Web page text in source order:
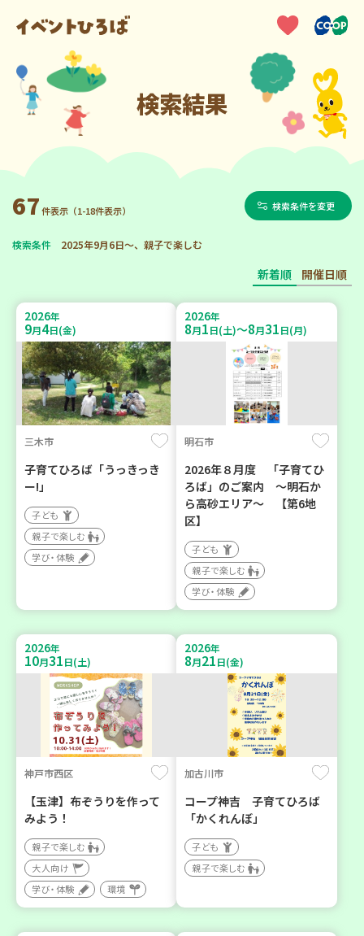
検索結果
67件表示（1-18件表示） 検索条件を変更
検索条件 2025年9月6日～、親子で楽しむ
新着順 開催日順
2026年
9月4日(金)
三木市
子育てひろば「うっきっき
ー!」
子ども
親子で楽しむ
学び・体験
2026年
8月1日(土)～8月31日(月)
明石市
2026年８月度 「子育てひ
ろば」のご案内 ～明石か
ら高砂エリア～ 【第6地
区】
子ども
親子で楽しむ
学び・体験
2026年
10月31日(土)
神戸市西区
【玉津】布ぞうりを作って
みよう！
親子で楽しむ
大人向け
学び・体験
環境
2026年
8月21日(金)
加古川市
コープ神吉 子育てひろば
「かくれんぼ」
子ども
親子で楽しむ